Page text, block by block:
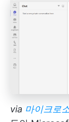
via 마이크로